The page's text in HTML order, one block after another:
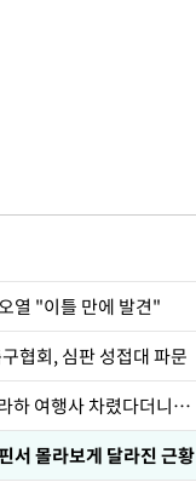
열 "이틀 만에 발견"
협회, 심판 성접대 파문
하 여행사 차렸다더니…
서 몰라보게 달라진 근황